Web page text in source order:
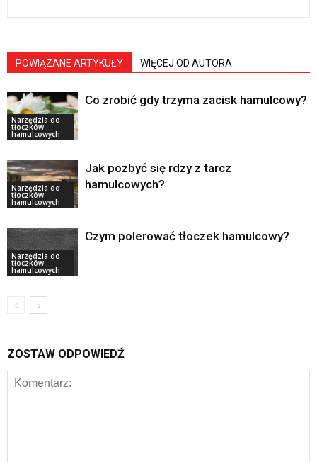
POWIĄZANE ARTYKUŁY WIĘCEJ OD AUTORA
Narzędzia do
tłoczków
hamulcowych
Co zrobić gdy trzyma zacisk hamulcowy?
Narzędzia do
tłoczków
hamulcowych
Jak pozbyć się rdzy z tarcz
hamulcowych?
Narzędzia do
tłoczków
hamulcowych
Czym polerować tłoczek hamulcowy?
ZOSTAW ODPOWIEDŹ